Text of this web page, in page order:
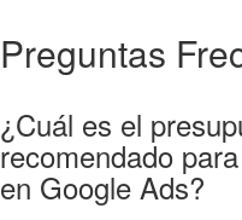
Preguntas
¿Cuál es el
recomendado
en Google Ads?